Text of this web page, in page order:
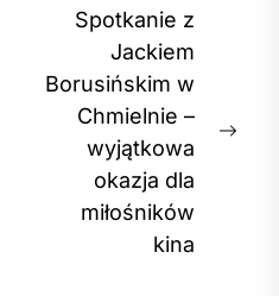
Spotkanie z
Jackiem
Borusińskim w
Chmielnie –
wyjątkowa
okazja dla
miłośników
kina